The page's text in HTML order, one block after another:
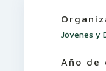
Jóvenes y
Año de